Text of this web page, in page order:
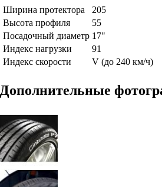
Ширина протектора
205
Высота профиля
55
Посадочный диаметр 17"
Индекс нагрузки
91
Индекс скорости
V (до 240 км/ч)
Дополнительные